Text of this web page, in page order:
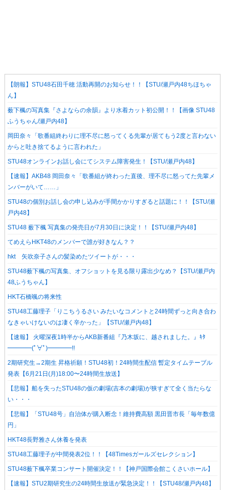
【朗報】STU48石田千穂 活動再開のお知らせ！！【STU/瀬戸内48ちほちゃ
ん】
薮下楓の写真集『さよならの余韻』より水着カット初公開！！【画像 STU48
ふうちゃん/瀬戸内48】
岡田奈々「歌番組終わりに理不尽に怒ってくる先輩が居てもう2度と言わない
からと吐き捨てるように言われた」
STU48オンラインお話し会にてシステム障害発生！【STU/瀬戸内48】
【速報】AKB48 岡田奈々「歌番組が終わった直後、理不尽に怒ってた先輩メ
ンバーがいて……」
STU48の個別お話し会の申し込みが手間かかりすぎると話題に！！【STU/瀬
戸内48】
STU48 薮下楓 写真集の発売日が7月30日に決定！！【STU/瀬戸内48】
てめえらHKT48のメンバーで誰が好きなん？？
hkt 矢吹奈子さんの髪染めたツイートが・・・
STU48薮下楓の写真集、オフショットを見る限り露出少なめ？【STU/瀬戸内
48ふうちゃん】
HKT石橋颯の将来性
STU48工藤理子「りこちうるさい みたいなコメントと24時間ずっと向き合わ
なきゃいけないのは凄く辛かった」【STU/瀬戸内48】
【速報】 火曜深夜1時半からAKB新番組『乃木坂に、越されました。』ｷﾀ
━━━━(ﾟ∀ﾟ)━━━━!!
2期研究生→2期生 昇格祈願！STU48初！24時間生配信 暫定タイムテーブル
発表【6月21日(月)18:00〜24時間生放送】
【悲報】船を失ったSTU48の仮の劇場(吉本の劇場)が狭すぎて全く当たらな
い・・・
【悲報】「STU48号」自治体が購入断念！維持費高額 黒田晋市長「毎年数億
円」
HKT48長野雅さん休養を発表
STU48工藤理子が中間発表2位！！【48Timesガールズセレクション】
STU48薮下楓卒業コンサート開催決定！！【神戸国際会館こくさいホール】
【速報】STU2期研究生の24時間生放送が緊急決定！！【STU48/瀬戸内48】